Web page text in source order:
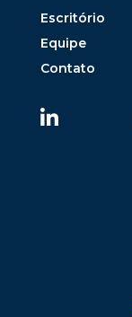
Escritório
Equipe
Contato